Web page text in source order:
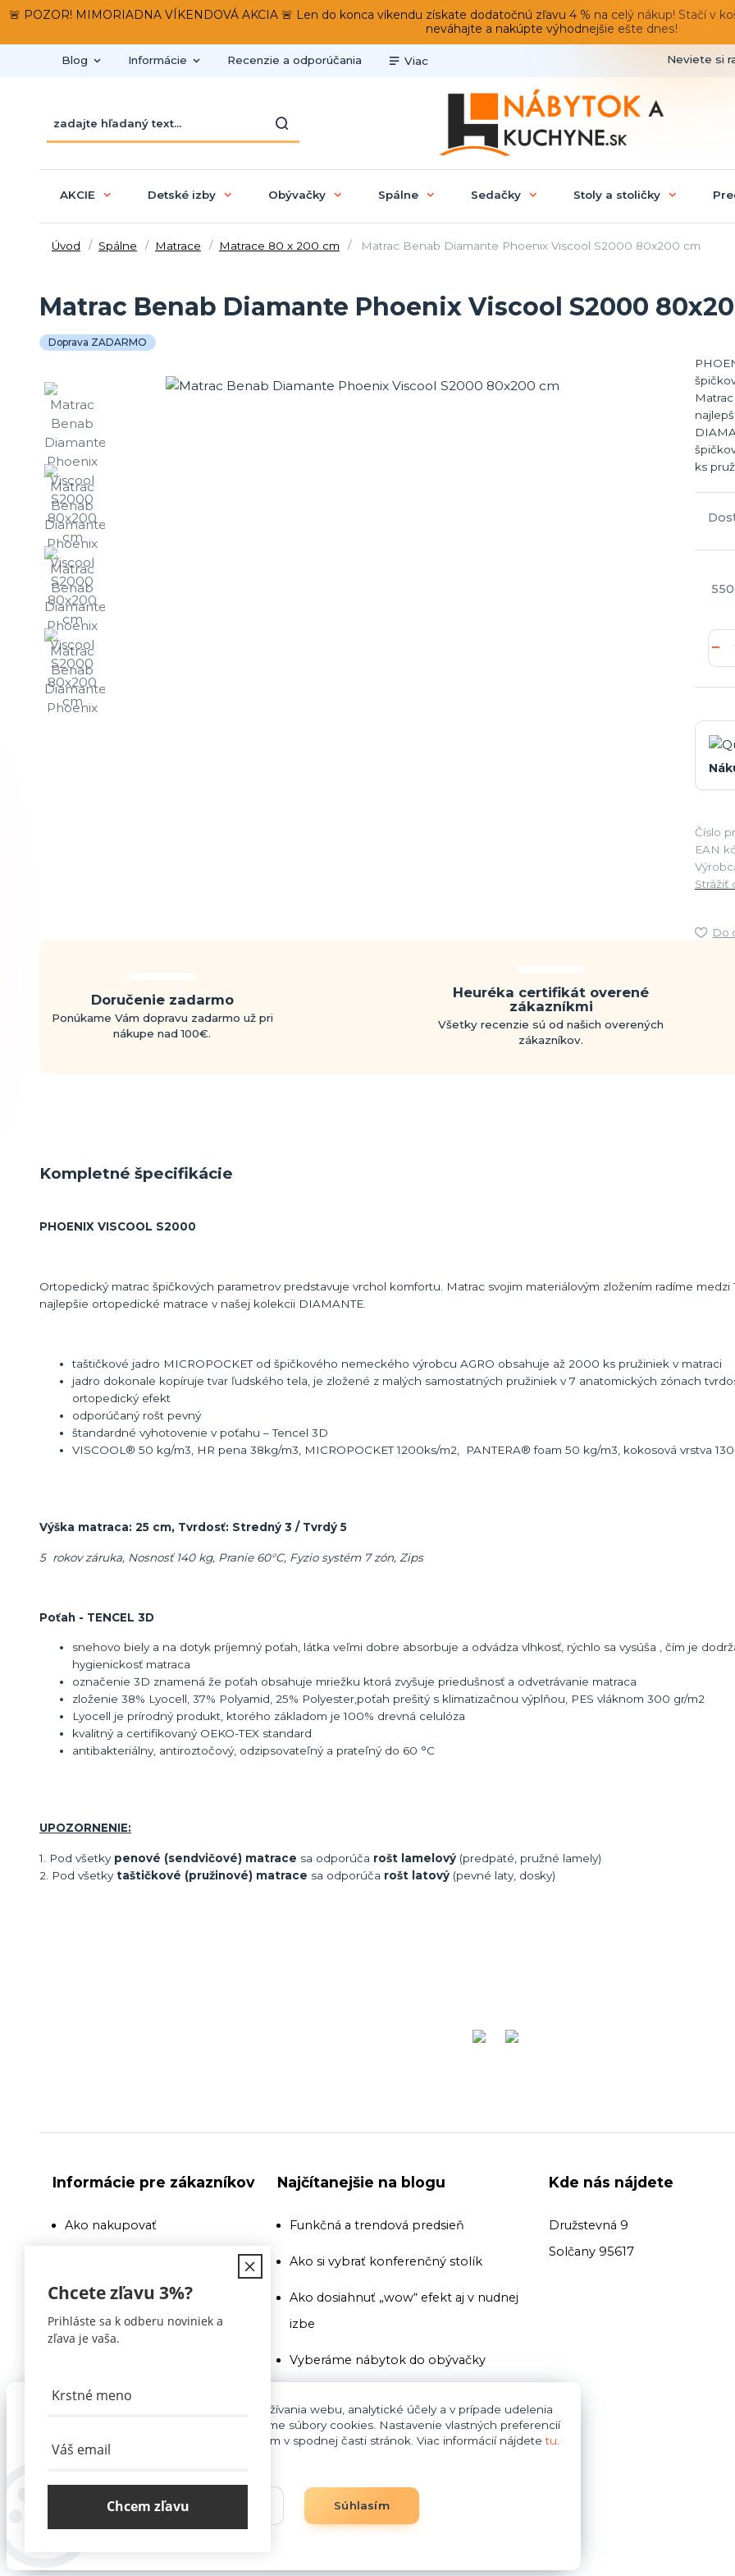
🚨 POZOR! MIMORIADNA VÍKENDOVÁ AKCIA 🚨 Len do konca víkendu získate dodatočnú zľavu 4 % na celý nákup! Stačí v
neváhajte a nakúpte výhodnejšie ešte dnes!
Blog Informácie Recenzie a odporúčania Viac Neviete si
AKCIE Detské izby Obývačky Spálne Sedačky Stoly a stoličky
Úvod Spálne Matrace Matrace 80 x 200 cm Matrac Benab Diamante Phoenix Viscool S2000 80x200 cm
Matrac Benab Diamante Phoenix Viscool S2000
Doprava ZADARMO
ks
Číslo
EAN
Strážiť
Do
Doručenie zadarmo
Ponúkame Vám dopravu zadarmo už pri
nákupe nad 100€.
Heuréka certifikát overené
zákazníkmi
Všetky recenzie sú od našich overených
zákazníkov.
Kompletné špecifikácie
PHOENIX VISCOOL S2000
Ortopedický matrac špičkových parametrov predstavuje vrchol komfortu. Matrac svojim materiálovým zložením radíme medzi
najlepšie ortopedické matrace v našej kolekcii DIAMANTE.
taštičkové jadro MICROPOCKET od špičkového nemeckého výrobcu AGRO obsahuje až 2000 ks pružiniek v matraci
jadro dokonale kopíruje tvar ľudského tela, je zložené z malých samostatných pružiniek v 7 anatomických zónach
ortopedický efekt
odporúčaný rošt pevný
štandardné vyhotovenie v poťahu – Tencel 3D
VISCOOL® 50 kg/m3, HR pena 38kg/m3, MICROPOCKET 1200ks/m2, PANTERA® foam 50 kg/m3, kokosová vrstva
Výška matraca: 25 cm, Tvrdosť: Stredný 3 / Tvrdý 5
5 rokov záruka, Nosnosť 140 kg, Pranie 60°C, Fyzio systém 7 zón, Zips
Poťah - TENCEL 3D
snehovo biely a na dotyk príjemný poťah , látka veľmi dobre absorbuje a odvádza vlhkosť, rýchlo sa vysúša , čím je
hygienickosť matraca
označenie 3D znamená že poťah obsahuje mriežku ktorá zvyšuje priedušnosť a odvetrávanie matraca
zloženie 38% Lyocell, 37% Polyamid, 25% Polyester,poťah prešitý s klimatizačnou výplňou, PES vláknom 300 gr/m2
Lyocell je prírodný produkt, ktorého základom je 100% drevná celulóza
kvalitný a certifikovaný OEKO-TEX standard
antibakteriálny, antiroztočový, odzipsovateľný a prateľný do 60 °C
UPOZORNENIE:
1. Pod všetky penové (sendvičové) matrace sa odporúča rošt lamelový (predpäté, pružné lamely)
2. Pod všetky taštičkové (pružinové) matrace sa odporúča rošt latový (pevné laty, dosky)
Informácie pre zákazníkov
Ako nakupovať
Recenzie a odporúčania
Obchodné podmienky
Blog
Najčítanejšie na blogu
Funkčná a trendová predsieň
Ako si vybrať konferenčný stolík
Ako dosiahnuť „wow“ efekt aj v nudnej
izbe
Vyberáme nábytok do obývačky
Na toto si pri zariaďovani kúpeľne dajte
Vyberáme nábytok do obývačky
Kde nás nájdete
Družstevná 9
Solčany 95617
Pre základnú funkčnosť, spríjemnenie používania webu, analytické účely a v prípade udelenia
súhlasu aj na účely cielenia reklamy využívame súbory cookies. Nastavenie vlastných preferencií
cookies môžete kedykoľvek upraviť odkazom v spodnej časti stránok. Viac informácií nájdetetu
Súhlasím
Chcete zľavu 3%?
Prihláste sa k odberu noviniek a
zľava je vaša.
Chcem zľavu